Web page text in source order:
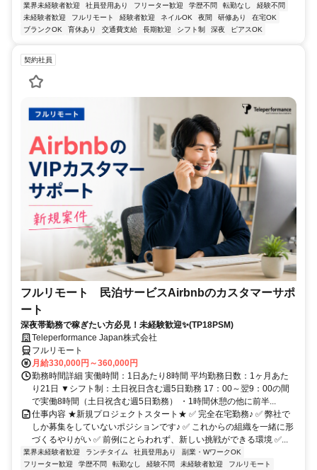
業界未経験者歓迎 社員登用あり フリーター歓迎 学歴不問 転勤なし
経験不問
未経験者歓迎
フルリモート 経験者歓迎 ネイルOK 夜間 研修あり
在宅OK
ブランクOK
育休あり 交通費支給 長期歓迎 シフト制 深夜 ピアスOK
契約社員
フルリモート 民泊サービスAirbnbのカスタマーサポ
ート
深夜帯勤務で稼ぎたい方必見！未経験歓迎✨(TP18PSM)
Teleperformance Japan株式会社
フルリモート
月給330,000円～360,000円
勤務時間詳細 実働時間：1日あたり8時間 平均勤務日数：1ヶ月あた
り21日 ▼シフト制：土日祝日含む週5日勤務 17：00～翌9：00の間
で実働8時間（土日祝含む週5日勤務） ・1時間休憩の他に前半...
仕事内容 ★新規プロジェクトスタート★ ✅ 完全在宅勤務♪ ✅ 弊社で
しか募集をしていないポジションです♪ ✅ これからの組織を一緒に形
づくるやりがい ✅ 前例にとらわれず、新しい挑戦ができる環境 ✅...
業界未経験者歓迎 ランチタイム 社員登用あり
副業・WワークOK
フリーター歓迎
学歴不問 転勤なし 経験不問 未経験者歓迎
フルリモート